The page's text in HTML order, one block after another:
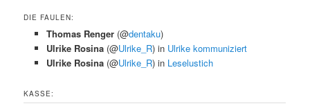
DIE FAULEN:
Thomas Renger (@dentaku)
Ulrike Rosina (@Ulrike_R) in Ulrike kommuniziert
Ulrike Rosina (@Ulrike_R) in Leselustich
KASSE: